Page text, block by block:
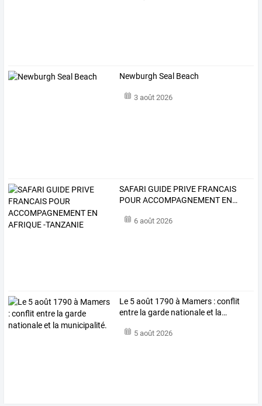
Newburgh Seal Beach
3 août 2026
SAFARI GUIDE PRIVE FRANCAIS
POUR ACCOMPAGNEMENT EN…
6 août 2026
Le 5août 1790 à Mamers :conflit
entre la garde nationaleet la…
5 août 2026